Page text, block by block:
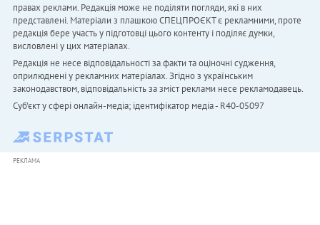
правах реклами. Редакція може не поділяти погляди, які в них
представлені. Матеріали з плашкою СПЕЦПРОЄКТ є рекламними, проте
редакція бере участь у підготовці цього контенту і поділяє думки,
висловлені у цих матеріалах.
Редакція не несе відповідальності за факти та оціночні судження,
оприлюднені у рекламних матеріалах. Згідно з українським
законодавством, відповідальність за зміст реклами несе рекламодавець.
Cуб'єкт у сфері онлайн-медіа; ідентифікатор медіа - R40-05097
РЕКЛАМА